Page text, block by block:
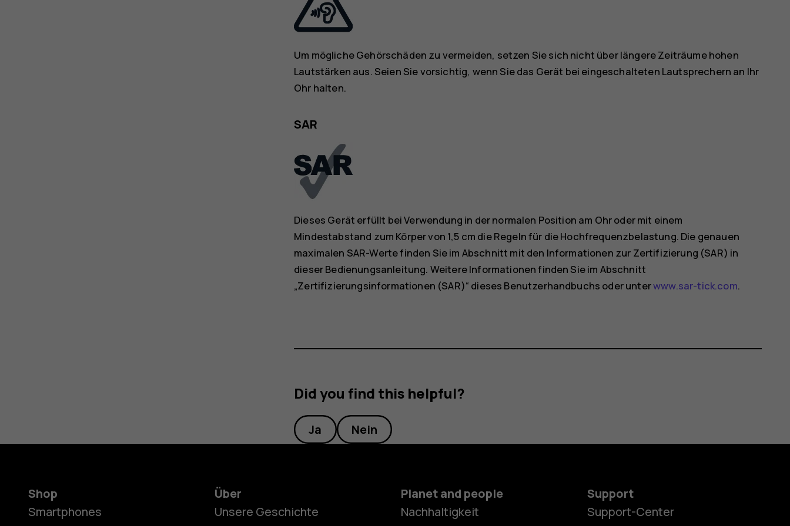
Um mögliche Gehörschäden zu vermeiden, setzen Sie sich nicht über längere Zeiträume hohen
Lautstärken aus. Seien Sie vorsichtig, wenn Sie das Gerät bei eingeschalteten Lautsprechern an Ihr
Ohr halten.
SAR
Dieses Gerät erfüllt bei Verwendung in der normalen Position am Ohr oder mit einem
Mindestabstand zum Körper von 1,5 cm die Regeln für die Hochfrequenzbelastung. Die genauen
maximalen SAR-Werte finden Sie im Abschnitt mit den Informationen zur Zertifizierung (SAR) in
dieser Bedienungsanleitung. Weitere Informationen finden Sie im Abschnitt
„Zertifizierungsinformationen (SAR)“ dieses Benutzerhandbuchs oder unterwww.sar-tick.com.
Did you find this helpful?
Ja Nein
Shop
Smartphones
Über
Unsere Geschichte
Planet and people
Nachhaltigkeit
Support
Support-Center